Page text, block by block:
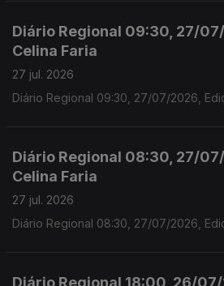
Diário Regional 09:30, 27/
Celina Faria
27 jul. 2026
Diário Regional 09:30, 27/07/2026,
Diário Regional 08:30, 27/
Celina Faria
27 jul. 2026
Diário Regional 08:30, 27/07/2026,
Diário Regional 18:00, 26/